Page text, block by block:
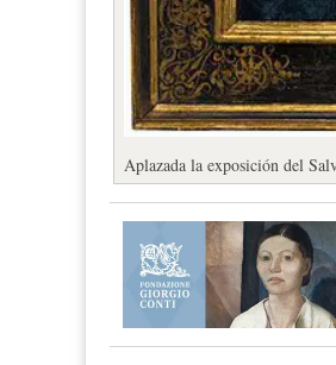
Aplazada la exposición del